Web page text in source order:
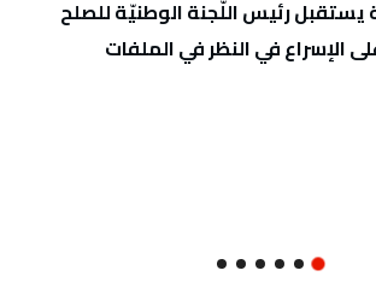
رئيس اللّجنة الوطنيّة للصلح
الإسراع في النظر في الملفات